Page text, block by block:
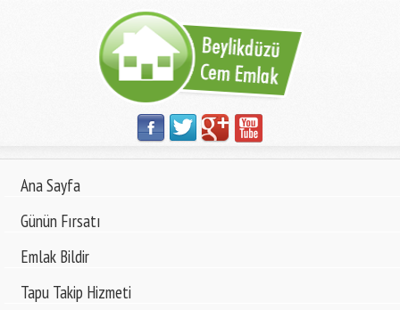
Ana Sayfa
Günün Fırsatı
Emlak Bildir
Tapu Takip Hizmeti